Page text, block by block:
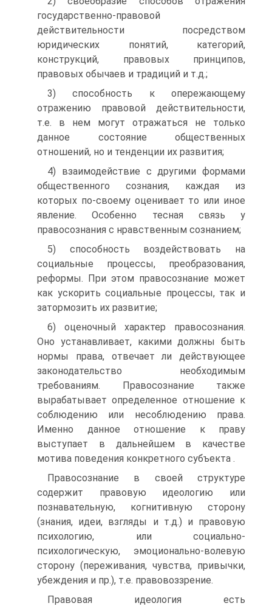
государственно-правовой
действительности посредством
юридических понятий, категорий,
конструкций, правовых принципов,
правовых обычаев и традиций и т.д.;
3) способность к опережающему
отражению правовой действительности,
т.е. в нем могут отражаться не только
данное состояние общественных
отношений, но и тенденции их развития;
4) взаимодействие с другими формами
общественного сознания, каждая из
которых по-своему оценивает то или иное
явление. Особенно тесная связь у
правосознания с нравственным сознанием;
5) способность воздействовать на
социальные процессы, преобразования,
реформы. При этом правосознание может
как ускорить социальные процессы, так и
затормозить их развитие;
6) оценочный характер правосознания.
Оно устанавливает, какими должны быть
нормы права, отвечает ли действующее
законодательство необходимым
требованиям. Правосознание также
вырабатывает определенное отношение к
соблюдению или несоблюдению права.
Именно данное отношение к праву
выступает в дальнейшем в качестве
мотива поведения конкретного субъекта .
Правосознание в своей структуре
содержит правовую идеологию или
познавательную, когнитивную сторону
(знания, идеи, взгляды и т.д.) и правовую
психологию, или социально-
психологическую, эмоционально-волевую
сторону (переживания, чувства, привычки,
убеждения и пр.), т.е. правовоззрение.
Правовая идеология есть